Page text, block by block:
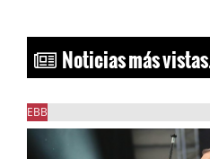
Noticias más vistas...
EBB